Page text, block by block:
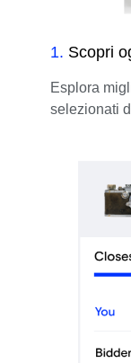
1. Scopri
Esplora
selezionati